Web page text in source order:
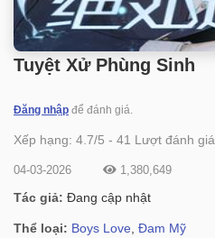
Tuyệt Xử Phùng Sinh
Đăng nhập để đánh giá.
Xếp hạng: 4.7/5 - 41 Lượt đánh giá.
04-03-2026 1,380,649
Tác giả: Đang cập nhật
Thể loại: Boys Love Đam Mỹ